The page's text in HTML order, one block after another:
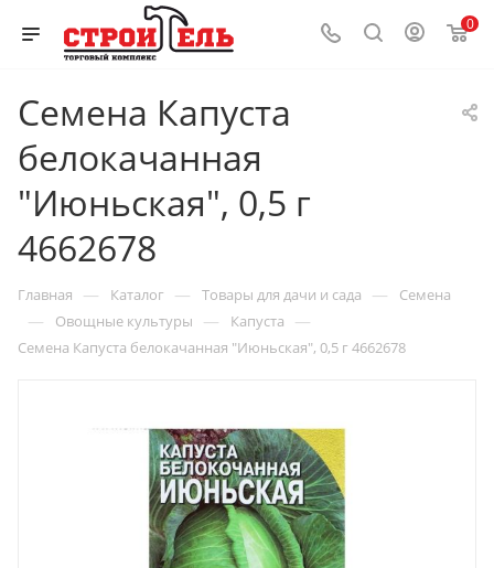
0
Семена Капуста
белокачанная
"Июньская", 0,5 г
4662678
Главная — Каталог — Товары для дачи и сада — Семена
— Овощные культуры — Капуста —
Семена Капуста белокачанная "Июньская", 0,5 г 4662678